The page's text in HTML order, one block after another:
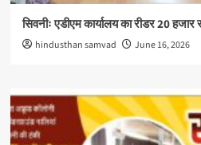
सिवनीः एडीएम कार्यालय का रीडर 20 हजार
hindusthan samvad June 16, 2026